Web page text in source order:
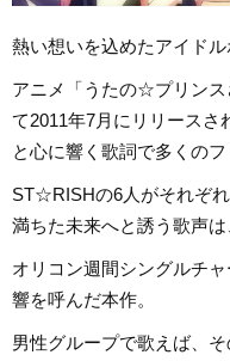
熱い想いを込めたアイドル
アニメ「うたの☆プリンス
て2011年7月にリリースさ
と心に響く歌詞で多くのフ
ST☆RISHの6人がそれぞ
満ちた未来へと誘う歌声
オリコン週間シングルチ
響を呼んだ本作。
男性グループで歌えば、